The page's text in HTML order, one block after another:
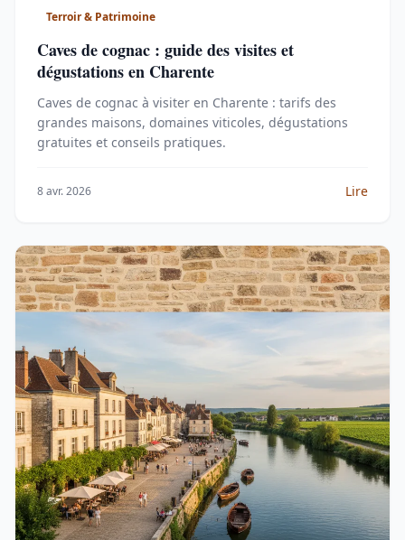
Terroir & Patrimoine
Caves de cognac : guide des visites et
dégustations en Charente
Caves de cognac à visiter en Charente : tarifs des
grandes maisons, domaines viticoles, dégustations
gratuites et conseils pratiques.
8 avr. 2026 Lire